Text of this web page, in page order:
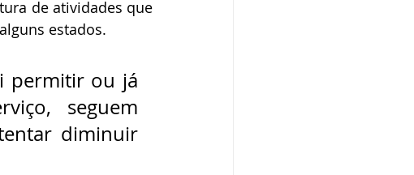
de atividades que
estados.
permitir ou já
seguem
diminuir